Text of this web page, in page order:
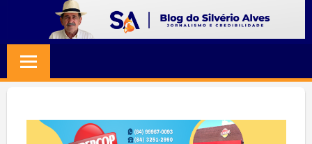
content
SILVERIO
ALVES
Jornalismo
Credibilidade